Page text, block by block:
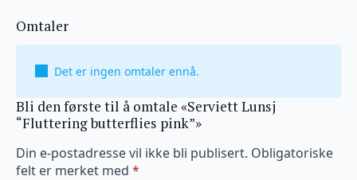
Omtaler
Det er ingen omtaler ennå.
Bli den første til å omtale «Serviett Lunsj
“Fluttering butterflies pink”»
Din e-postadresse vil ikke bli publisert. Obligatoriske
felt er merket med *